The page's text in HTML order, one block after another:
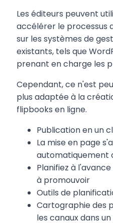
Les éditeurs peuvent
accélérer le processus
sur les systèmes de
existants, tels que
prenant en charge les
Cependant, ce n'est
plus adaptée à la
flipbooks en ligne.
Publication en un
La mise en page
automatiquement
Planifiez à
à promouvoir
Outils de
Cartographie des
les canaux dans